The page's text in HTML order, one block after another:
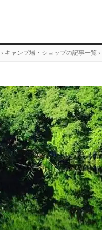
› キャンプ場・ショップの記事一覧 ›